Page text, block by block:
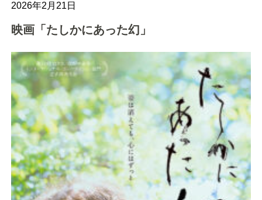
2026年2月21日
映画「たしかにあった幻」